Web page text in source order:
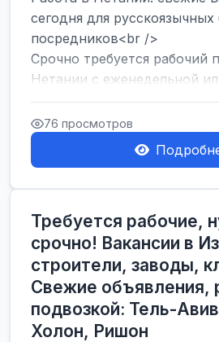
сегодня для русскоязычных
посредников<br />
Срочно требуется рабочий
Нетании с еженедельной
оплатой<br />
Свежие вакансии в Нетании
76 просмотров
Требуется рабочие,
срочно! Вакансии в
строители, заводы,
Свежие объявления,
подвозкой: Тель-
Холон, Ришон